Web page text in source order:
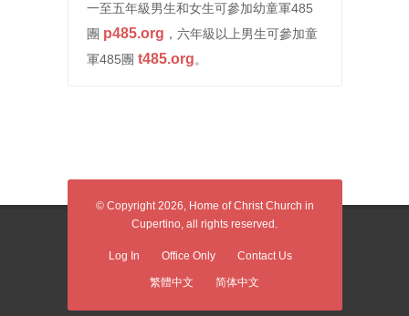
一至五年級男生和女生可參加幼童軍485
團 p485.org ，六年級以上男生可參加童
軍485團 t485.org。
© Copyright 2026, Home of Christ Church in
Cupertino, all rights reserved.
Log In Office Only Contact Us
繁體中文 简体中文